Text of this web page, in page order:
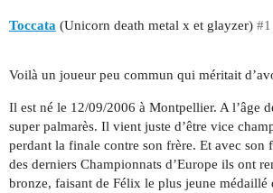
Toccata (Unicorn death metal x et glayzer) #1
Voilà un joueur peu commun qui méritait
Il est né le 12/09/2006 à Montpellier. A l’âge
super palmarès. Il vient juste d’être vice
perdant la finale contre son frère. Et avec son
des derniers Championnats d’Europe ils ont
bronze, faisant de Félix le plus jeune médaillé